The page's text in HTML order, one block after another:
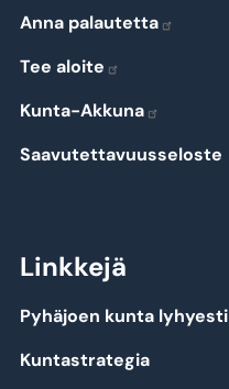
Anna palautetta
Tee aloite
Kunta-Akkuna
Saavutettavuusseloste
Linkkejä
Pyhäjoen kunta lyhyesti
Kuntastrategia